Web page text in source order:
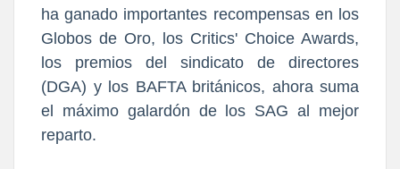
ha ganado importantes recompensas en los
Globos de Oro, los Critics' Choice Awards,
los premios del sindicato de directores
(DGA) y los BAFTA británicos, ahora suma
el máximo galardón de los SAG al mejor
reparto.